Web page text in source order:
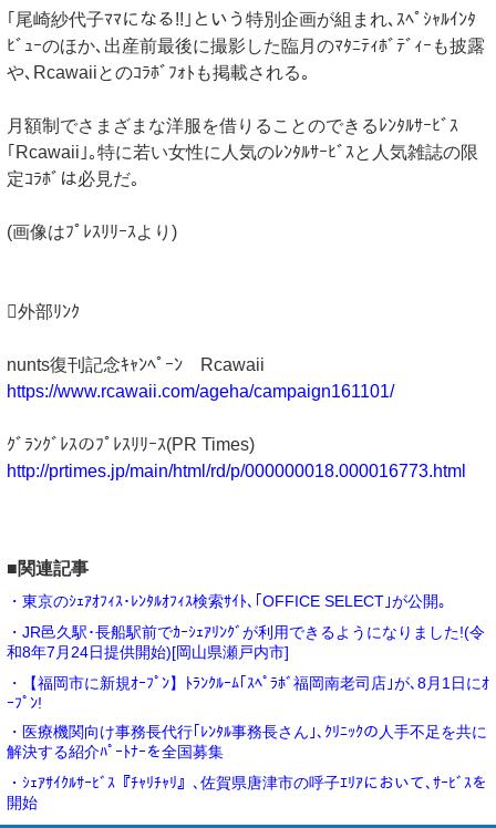
｢尾崎紗代子ﾏﾏになる!!｣という特別企画が組まれ､ｽﾍﾟｼｬﾙｲﾝﾀ
ﾋﾞｭｰのほか､出産前最後に撮影した臨月のﾏﾀﾆﾃｨﾎﾞﾃﾞｨｰも披露
や､Rcawaiiとのｺﾗﾎﾞﾌｫﾄも掲載される｡
月額制でさまざまな洋服を借りることのできるﾚﾝﾀﾙｻｰﾋﾞｽ
｢Rcawaii｣｡特に若い女性に人気のﾚﾝﾀﾙｻｰﾋﾞｽと人気雑誌の限
定ｺﾗﾎﾞは必見だ｡
(画像はﾌﾟﾚｽﾘﾘｰｽより)
外部ﾘﾝｸ
nunts復刊記念ｷｬﾝﾍﾟｰﾝ Rcawaii
https://www.rcawaii.com/ageha/campaign161101/
ｸﾞﾗﾝｸﾞﾚｽのﾌﾟﾚｽﾘﾘｰｽ(PR Times)
http://prtimes.jp/main/html/rd/p/000000018.000016773.html
■関連記事
・東京のｼｪｱｵﾌｨｽ･ﾚﾝﾀﾙｵﾌｨｽ検索ｻｲﾄ､｢OFFICE SELECT｣が公開｡
・JR邑久駅･長船駅前でｶｰｼｪｱﾘﾝｸﾞが利用できるようになりました!(令
和8年7月24日提供開始)[岡山県瀬戸内市]
・【福岡市に新規ｵｰﾌﾟﾝ】ﾄﾗﾝｸﾙｰﾑ｢ｽﾍﾟﾗﾎﾞ福岡南老司店｣が､8月1日にｵ
ｰﾌﾟﾝ!
・医療機関向け事務長代行｢ﾚﾝﾀﾙ事務長さん｣､ｸﾘﾆｯｸの人手不足を共に
解決する紹介ﾊﾟｰﾄﾅｰを全国募集
・ｼｪｱｻｲｸﾙｻｰﾋﾞｽ『ﾁｬﾘﾁｬﾘ』､佐賀県唐津市の呼子ｴﾘｱにおいて､ｻｰﾋﾞｽを
開始